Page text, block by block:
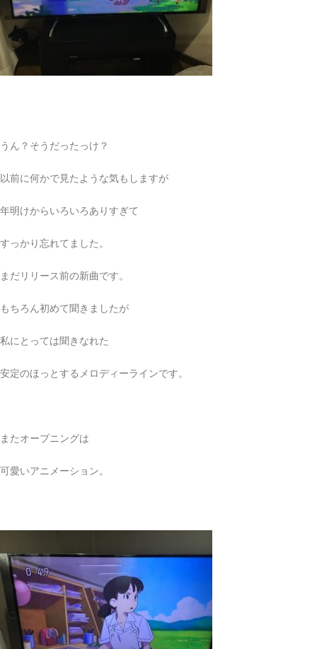
うん？そうだったっけ？
以前に何かで見たような気もしますが
年明けからいろいろありすぎて
すっかり忘れてました。
まだリリース前の新曲です。
もちろん初めて聞きましたが
私にとっては聞きなれた
安定のほっとするメロディーラインです。
またオープニングは
可愛いアニメーション。